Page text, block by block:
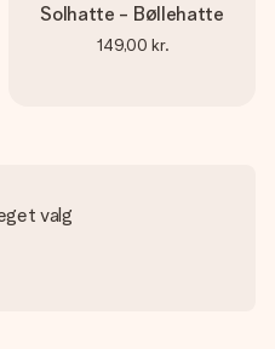
Solhatte - Bøllehatte
149,00 kr.
valg